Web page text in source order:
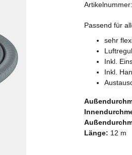
Artikelnummer:
Passend für
sehr
Inkl.
Inkl.
Länge: 12 m